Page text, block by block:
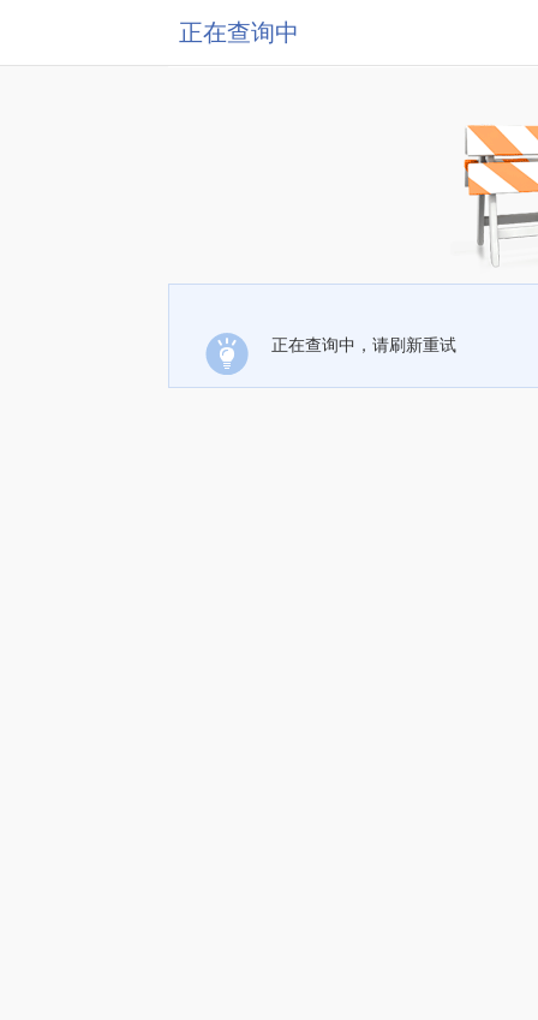
正在查询中
正在查询中，请刷新重试